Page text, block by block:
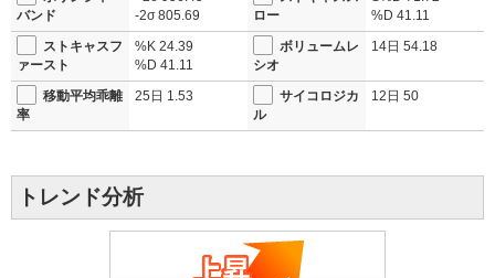
バンド
-2σ805.69
ロー
%D 41.11
ストキャスフ
ァースト
%K 24.39
%D 41.11
ボリュームレ
シオ
14日 54.18
移動平均乖離
率
25日 1.53
サイコロジカ
ル
12日 50
トレンド分析